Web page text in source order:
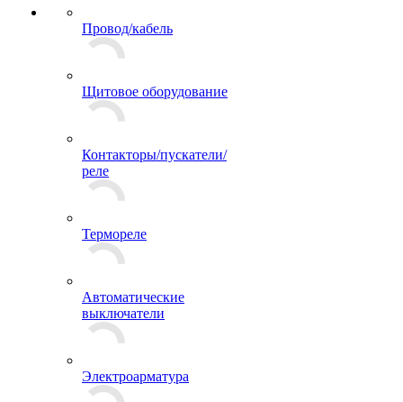
Провод/кабель
Щитовое оборудование
Контакторы/пускатели/
реле
Термореле
Автоматические
выключатели
Электроарматура